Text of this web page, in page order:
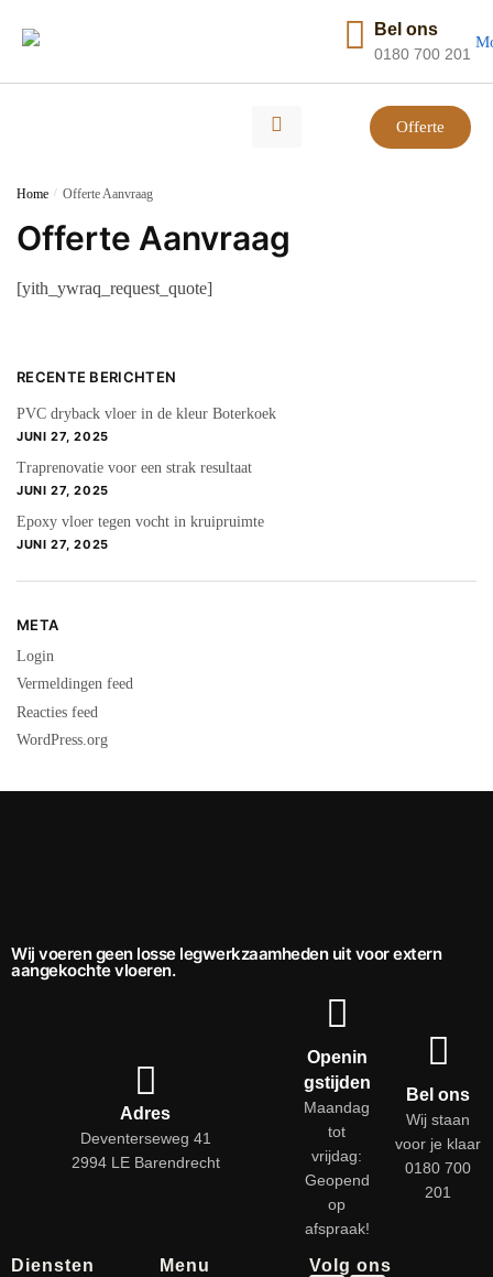
Bel ons
0180 700 201
Offerte
Home / Offerte Aanvraag
Offerte Aanvraag
[yith_ywraq_request_quote]
RECENTE BERICHTEN
PVC dryback vloer in de kleur Boterkoek
JUNI 27, 2025
Traprenovatie voor een strak resultaat
JUNI 27, 2025
Epoxy vloer tegen vocht in kruipruimte
JUNI 27, 2025
META
Login
Vermeldingen feed
Reacties feed
WordPress.org
Wij voeren geen losse legwerkzaamheden uit voor extern
aangekochte vloeren.
Adres
Deventerseweg 41
2994 LE Barendrecht
Openin
gstijden
Maandag
tot
vrijdag:
Geopend
op
afspraak!
Bel ons
Wij staan
voor je klaar
0180 700
201
Diensten Menu Volg ons